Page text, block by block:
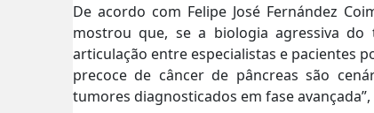
De acordo com Felipe José Fernández
mostrou que, se a biologia agressiva
articulação entre especialistas e pacientes
precoce de câncer de pâncreas são
tumores diagnosticados em fase